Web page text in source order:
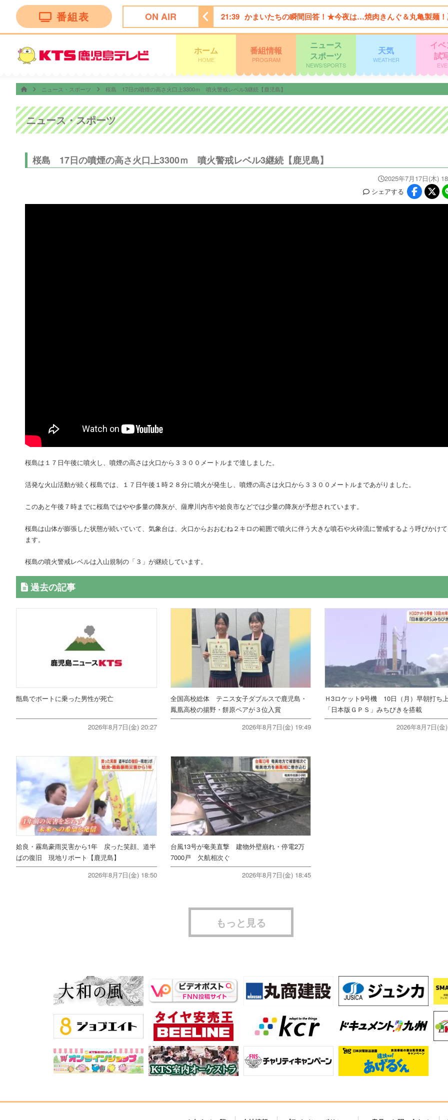
番組表 ON AIR
田Ｊ１リーグ開幕戦 横浜Ｆ・マリノス×鹿島アントラーズ 21:39 かまいたちの瞬間回答！★今夜は…焼肉きんぐ＆丸亀製麺
ホーム
HOME
番組情報
PROGRAM
ニュース
スポーツ
NEWS/SPORTS
天気
WEATHER
イ
試
ニュース・スポーツ 桜島 17日の噴煙の高さ火口上3300ｍ 噴火警戒レベル3継続【鹿児島】
ニュース・スポーツ
桜島 17日の噴煙の高さ火口上3300ｍ 噴火警戒レベル3継続【鹿児島】
2025年7月17日(木)
シェアする
桜島は１７日午後に噴火し、噴煙の高さは火口から３３００メートルまで達しました。
活発な火山活動が続く桜島では、１７日午後１時２８分に噴火が発生し、噴煙の高さは火口から３３００メートルまであがりました。
このあと午後７時までに桜島ではやや多量の降灰が、薩摩川内市や姶良市などでは少量の降灰が予想されています。
桜島は山体が膨張した状態が続いていて、気象台は、火口からおおむね２キロの範囲で噴火に伴う大きな噴石や火砕流に警戒するよう呼びかけ
ます。
桜島の噴火警戒レベルは入山規制の「３」が継続しています。
過去の記事
甑島でボートに乗った男性が死亡
2026年8月7日(金) 20:27
全国高校総体 テニス女子ダブルスで鹿児島・
鳳凰高校の揚野・餅原ペアが３位入賞
2026年8月7日(金) 19:49
Ｈ3ロケット9号機 10日（月）早朝打
「日本版ＧＰＳ」みちびきを搭載
2026年8月7日(金
姶良・霧島豪雨災害から1年 戻った笑顔、道半
ばの復旧 現地リポート【鹿児島】
2026年8月7日(金) 18:50
台風13号が奄美直撃 建物外壁崩れ・停電2万
7000戸 欠航相次ぐ
2026年8月7日(金) 18:45
もっと見る